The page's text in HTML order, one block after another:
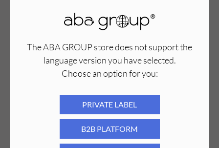
The ABA GROUP store does not support the
language version you have selected.
Choose an option for you:
PRIVATE LABEL
B2B PLATFORM
Nakładki na frezy walec 6 mm gradacja
PLN
Nakładki na frezy walec 6 mm gradacja
6,49